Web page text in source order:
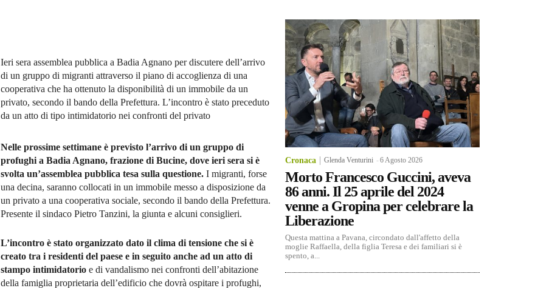
Ieri sera assemblea pubblica a Badia Agnano per discutere dell’arrivo
di un gruppo di migranti attraverso il piano di accoglienza di una
cooperativa che ha ottenuto la disponibilità di un immobile da un
privato, secondo il bando della Prefettura. L’incontro è stato preceduto
da un atto di tipo intimidatorio nei confronti del privato
Nelle prossime settimane è previsto l’arrivo di un gruppo di
profughi a Badia Agnano, frazione di Bucine, dove ieri sera si è
svolta un’assemblea pubblica tesa sulla questione. I migranti, forse
una decina, saranno collocati in un immobile messo a disposizione da
un privato a una cooperativa sociale, secondo il bando della Prefettura.
Presente il sindaco Pietro Tanzini, la giunta e alcuni consiglieri.
L’incontro è stato organizzato dato il clima di tensione che si è
creato tra i residenti del paese e in seguito anche ad un atto di
stampo intimidatorio e di vandalismo nei confronti dell’abitazione
della famiglia proprietaria dell’edificio che dovrà ospitare i profughi,
Cronaca Glenda Venturini -6 Agosto 2026
Morto Francesco Guccini, aveva
86 anni. Il 25 aprile del 2024
venne a Gropina per celebrare la
Liberazione
Questa mattina a Pavana, circondato dall'affetto della
moglie Raffaella, della figlia Teresa e dei familiari si è
spento, a...